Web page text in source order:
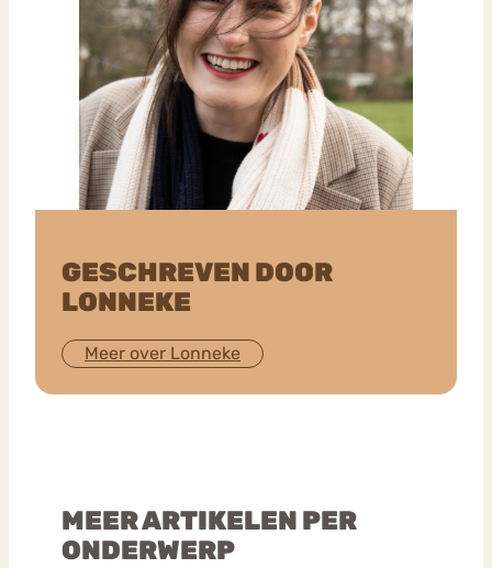
GESCHREVEN DOOR
LONNEKE
Meer over Lonneke
MEER ARTIKELEN PER
ONDERWERP